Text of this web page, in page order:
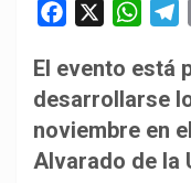
c
e
b
o
W
a
t
s
A
l
e
g
El evento está
desarrollarse
noviembre en
Alvarado de la